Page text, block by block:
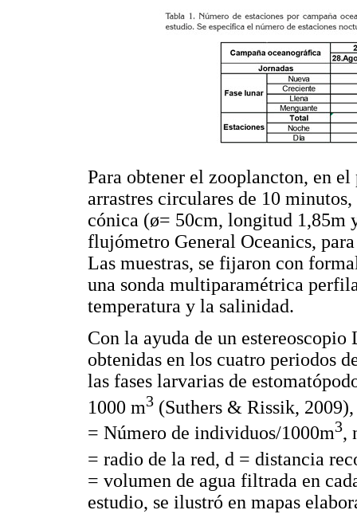
Para obtener el zooplancton, en
arrastres circulares de 10
cónica (ø= 50cm, longitud 1,85m
flujómetro General Oceanics,
Las muestras, se fijaron con
una sonda multiparamétrica
temperatura y la salinidad.
Con la ayuda de un
obtenidas en los cuatro periodos
las fases larvarias de
1000 m3 (Suthers & Rissik,
= Número de individuos/1000m3,
= radio de la red, d = distancia
= volumen de agua filtrada en
estudio, se ilustró en mapas